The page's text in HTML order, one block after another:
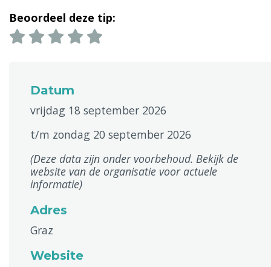
Beoordeel deze tip:
Datum
vrijdag 18 september 2026
t/m zondag 20 september 2026
(Deze data zijn onder voorbehoud. Bekijk de
website van de organisatie voor actuele
informatie)
Adres
Graz
Website